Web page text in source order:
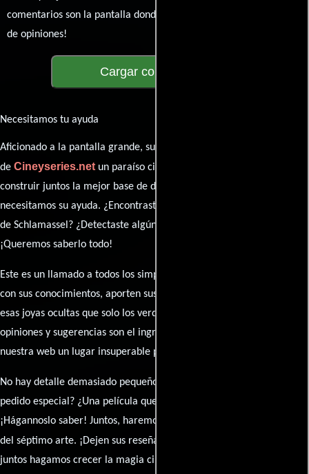
comentarios son la pantalla donde se proyecta nuestra diversidad
de opiniones!
Cargar comentarios
Necesitamos tu ayuda
Aficionado a la pantalla grande, su participación es clave para hacer
de Cineyseries.netun paraíso cinéfilo completo. Queremos
construir juntos la mejor base de datos cinematográfica, pero
necesitamos su ayuda. ¿Encontraste algún dato faltante en la ficha
de Schlamassel? ¿Detectaste algún error en la sinopsis o el elenco?
¡Queremos saberlo todo!
Este es un llamado a todos los simpatizantes del cine: contribuyan
con sus conocimientos, aporten sus descubrimientos y compartan
esas joyas ocultas que solo los verdaderos fanáticos conocen. Sus
opiniones y sugerencias son el ingrediente secreto que hará de
nuestra web un lugar insuperable para los amantes del celuloide.
No hay detalle demasiado pequeño ni opinión insignificante. ¿Algún
pedido especial? ¿Una película que sueñas con ver reseñada?
¡Hágannoslo saber! Juntos, haremos de esta comunidad el epicentro
del séptimo arte. ¡Dejen sus reseña en la
juntos hagamos crecer la magia cinematográfica!